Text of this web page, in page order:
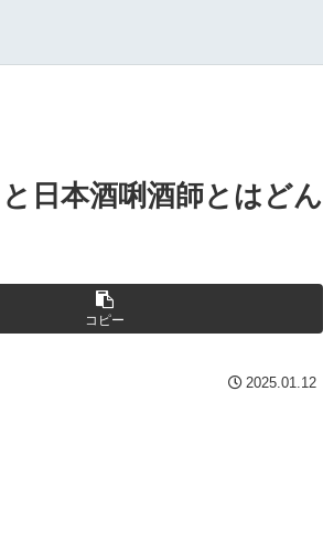
日本酒唎酒師とはどん
コピー
2025.01.12